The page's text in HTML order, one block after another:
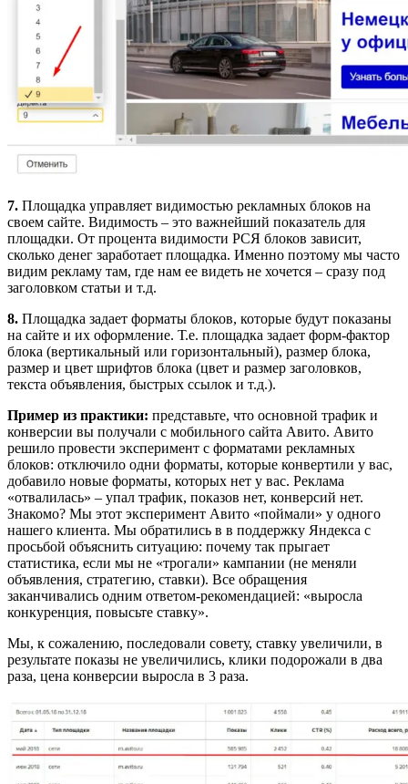
7. Площадка управляет видимостью рекламных блоков на
своем сайте. Видимость – это важнейший показатель для
площадки. От процента видимости РСЯ блоков зависит,
сколько денег заработает площадка. Именно поэтому мы часто
видим рекламу там, где нам ее видеть не хочется – сразу под
заголовком статьи и т.д.
8. Площадка задает форматы блоков, которые будут показаны
на сайте и их оформление. Т.е. площадка задает форм-фактор
блока (вертикальный или горизонтальный), размер блока,
размер и цвет шрифтов блока (цвет и размер заголовков,
текста объявления, быстрых ссылок и т.д.).
Пример из практики: представьте, что основной трафик и
конверсии вы получали с мобильного сайта Авито. Авито
решило провести эксперимент с форматами рекламных
блоков: отключило одни форматы, которые конвертили у вас,
добавило новые форматы, которых нет у вас. Реклама
«отвалилась» – упал трафик, показов нет, конверсий нет.
Знакомо? Мы этот эксперимент Авито «поймали» у одного
нашего клиента. Мы обратились в в поддержку Яндекса с
просьбой объяснить ситуацию: почему так прыгает
статистика, если мы не «трогали» кампании (не меняли
объявления, стратегию, ставки). Все обращения
заканчивались одним ответом-рекомендацией: «выросла
конкуренция, повысьте ставку».
Мы, к сожалению, последовали совету, ставку увеличили, в
результате показы не увеличились, клики подорожали в два
раза, цена конверсии выросла в 3 раза.